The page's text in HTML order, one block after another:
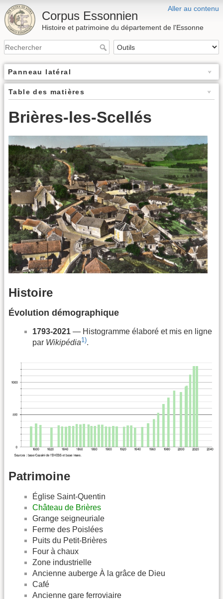
Aller au contenu
Corpus Essonnien
Histoire et patrimoine du département de l'Essonne
Panneau latéral
Table des matières
Brières-les-Scellés
Histoire
Évolution démographique
1793-2021 — Histogramme élaboré et mis en ligne
par Wikipédia1).
Patrimoine
Église Saint-Quentin
Château de Brières
Grange seigneuriale
Ferme des Poislées
Puits du Petit-Brières
Four à chaux
Zone industrielle
Ancienne auberge À la grâce de Dieu
Café
Ancienne gare ferroviaire